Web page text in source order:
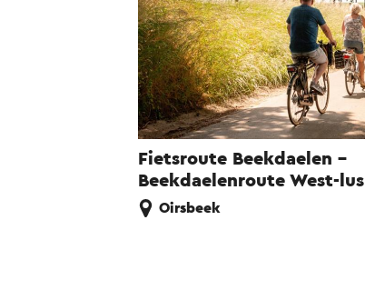
Fietsroute Beekdaelen -
Beekdaelenroute West-lus
Oirsbeek